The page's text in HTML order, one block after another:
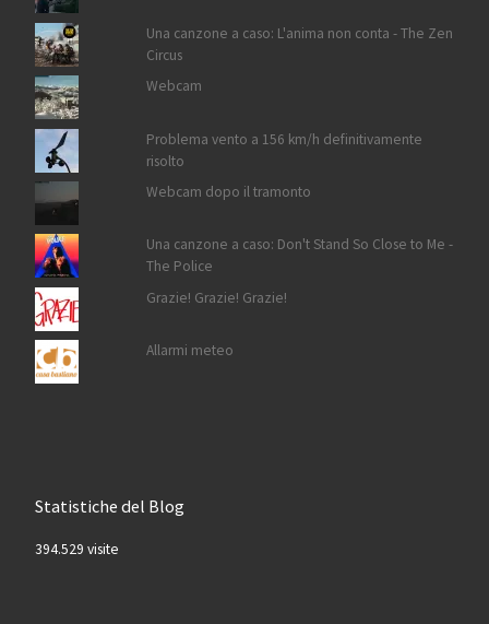
Una canzone a caso: L'anima non conta - The Zen
Circus
Webcam
Problema vento a 156 km/h definitivamente
risolto
Webcam dopo il tramonto
Una canzone a caso: Don't Stand So Close to Me -
The Police
Grazie! Grazie! Grazie!
Allarmi meteo
Statistiche del Blog
394.529 visite